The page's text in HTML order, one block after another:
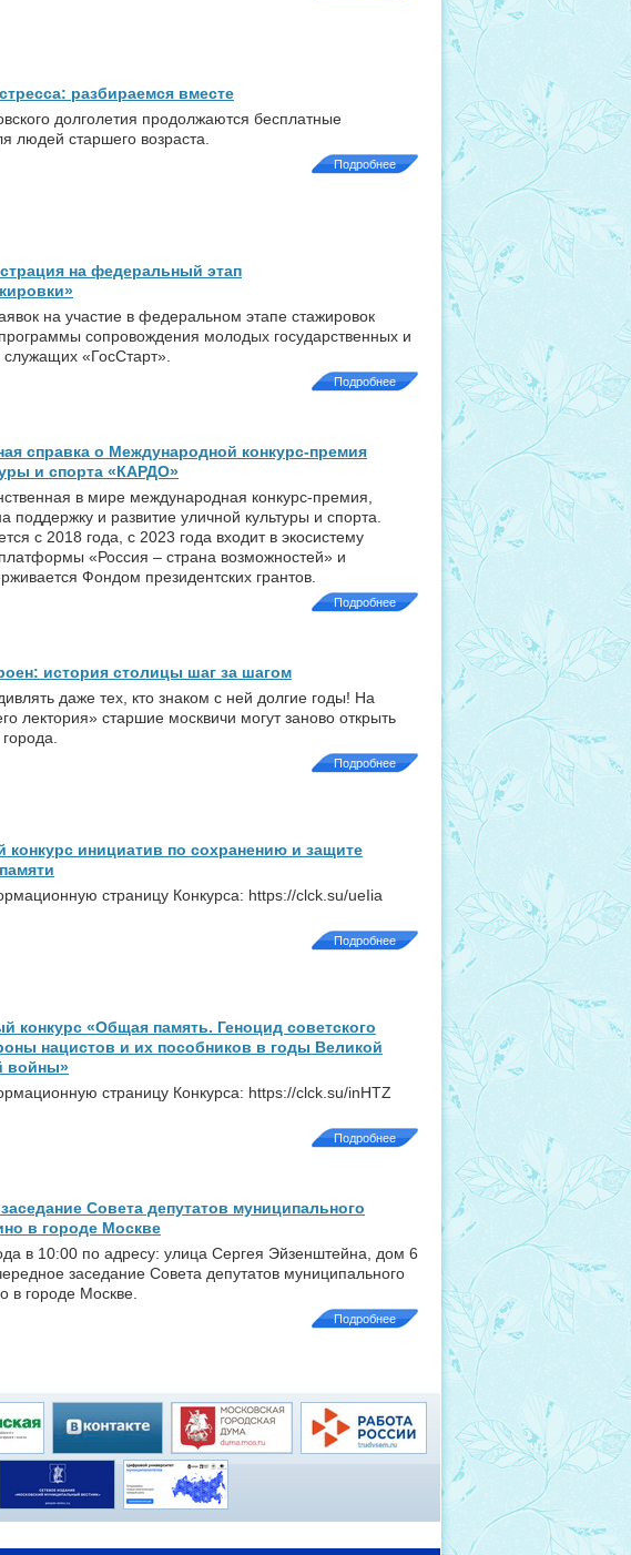
разбираемся вместе
долголетия продолжаются бесплатные
людей старшего возраста.
Подробнее
на федеральный этап
на участие в федеральном этапе стажировок
сопровождения молодых государственных и
«ГосСтарт».
Подробнее
справка о Международной конкурс-премия
и спорта «КАРДО»
в мире международная конкурс-премия,
поддержку и развитие уличной культуры и спорта.
с 2018 года, с 2023 года входит в экосистему
«Россия – страна возможностей» и
Фондом президентских грантов.
Подробнее
история столицы шаг за шагом
даже тех, кто знаком с ней долгие годы! На
лектория» старшие москвичи могут заново открыть
Подробнее
конкурс инициатив по сохранению и защите
страницу Конкурса: https://clck.su/ueIia
Подробнее
конкурс «Общая память. Геноцид советского
нацистов и их пособников в годы Великой
войны»
страницу Конкурса: https://clck.su/inHTZ
Подробнее
Совета депутатов муниципального
в городе Москве
в 10:00 по адресу: улица Сергея Эйзенштейна, дом 6
заседание Совета депутатов муниципального
в городе Москве.
Подробнее